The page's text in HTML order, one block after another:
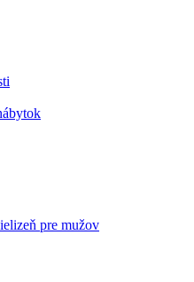
pre mužov